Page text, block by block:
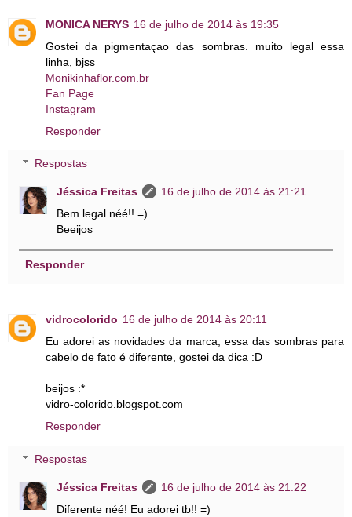
MONICA NERYS 16 de julho de 2014 às 19:35
Gostei da pigmentaçao das sombras. muito legal essa
linha, bjss
Monikinhaflor.com.br
Fan Page
Instagram
Responder
Respostas
Jéssica Freitas
16 de julho de 2014 às 21:21
Bem legal néé!! =)
Beeijos
Responder
vidrocolorido 16 de julho de 2014 às 20:11
Eu adorei as novidades da marca, essa das sombras para
cabelo de fato é diferente, gostei da dica :D
beijos :*
vidro-colorido.blogspot.com
Responder
Respostas
Jéssica Freitas
16 de julho de 2014 às 21:22
Diferente néé! Eu adorei tb!! =)